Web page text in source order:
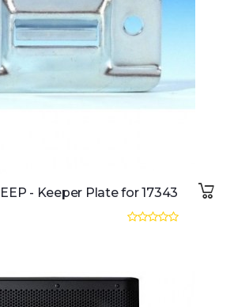
- Keeper Plate for 17343